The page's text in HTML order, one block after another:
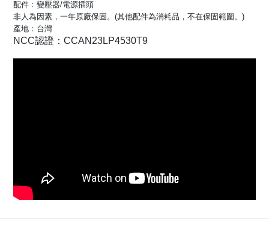
配件：變壓器/電源插頭
非人為因素，一年原廠保固。(其他配件為消耗品，不在保固範圍。)
產地：台灣
NCC認證：CCAN23LP4530T9